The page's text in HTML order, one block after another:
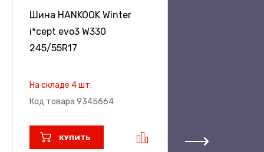
Шина HANKOOK Winter
i*cept evo3 W330
245/55R17
На складе 4 шт.
Код товара 9345664
КУПИТЬ